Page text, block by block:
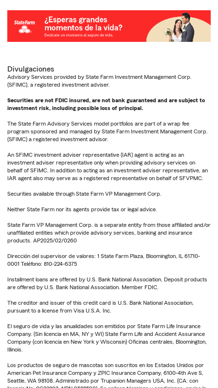
Divulgaciones
Advisory Services provided by State Farm Investment Management Corp.
(SFIMC), a registered investment adviser.
Securities are not FDIC insured, are not bank guaranteed and are subject to
investment risk, including possible loss of principal.
The State Farm Advisory Services model portfolios are part of a wrap fee
program sponsored and managed by State Farm Investment Management Corp.
(SFIMC) a registered investment advisor.
An SFIMC investment adviser representative (IAR) agent is acting as an
investment adviser representative only when providing advisory services on
behalf of SFIMC. In addition to acting as an investment adviser representative, an
IAR agent also may serve as a registered representative on behalf of SFVPMC.
Securities available through State Farm VP Management Corp.
Neither State Farm nor its agents provide tax or legal advice.
State Farm VP Management Corp. is a separate entity from those affiliated and/or
unaffiliated entities which provide advisory services, banking and insurance
products. AP2025/02/0260
Dirección del supervisor de valores: 1 State Farm Plaza, Bloomington, IL 61710-
0001 Teléfono: 810-224-6375
Installment loans are offered by U.S. Bank National Association. Deposit products
are offered by U.S. Bank National Association. Member FDIC.
The creditor and issuer of this credit card is U.S. Bank National Association,
pursuant to a license from Visa U.S.A. Inc.
El seguro de vida y las anualidades son emitidos por State Farm Life Insurance
Company. (Sin licencia en MA, NY y WI) State Farm Life and Accident Assurance
Company (con licencia en New York y Wisconsin) Oficinas centrales, Bloomington,
Illinois.
Los productos de seguro de mascotas son suscritos en los Estados Unidos por
American Pet Insurance Company y ZPIC Insurance Company, 6100-4th Ave S,
Seattle, WA 98108. Administrado por Trupanion Managers USA, Inc. (CA: con